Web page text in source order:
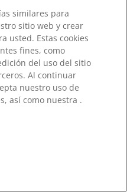
similares para
sitio web y crear
usted. Estas cookies
fines, como
del uso del sitio
Al continuar
nuestro uso de
así como nuestra .